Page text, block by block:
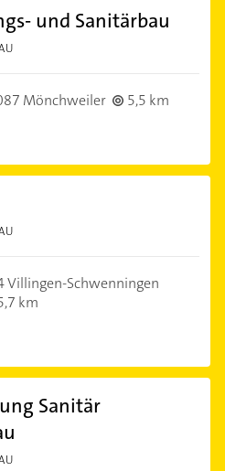
und Sanitärbau
Mönchweiler
5,5 km
Villingen-Schwenningen
km
Sanitär